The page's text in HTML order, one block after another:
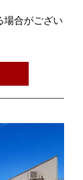
場合がござい